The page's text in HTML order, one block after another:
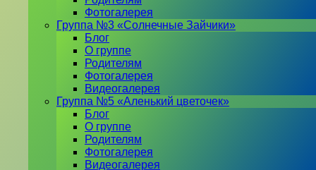
Фотогалерея
Группа №3 «Солнечные Зайчики»
Блог
О группе
Родителям
Фотогалерея
Видеогалерея
Группа №5 «Аленький цветочек»
Блог
О группе
Родителям
Фотогалерея
Видеогалерея